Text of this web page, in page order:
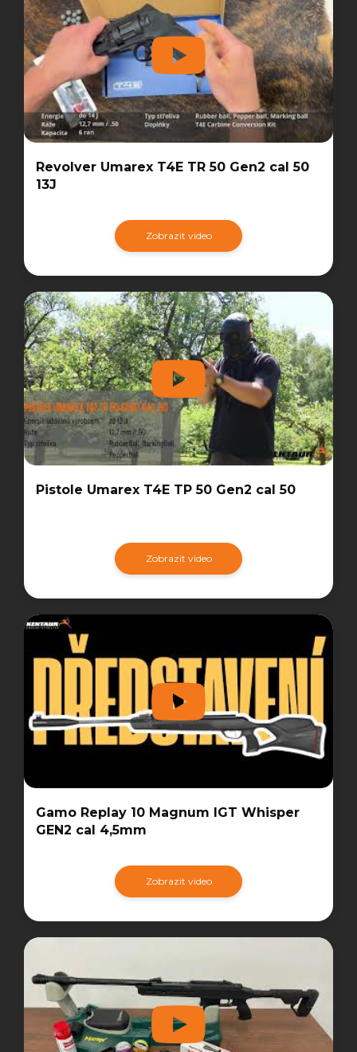
Revolver Umarex T4E TR 50 Gen2 cal 50
13J
Zobrazit video
Pistole Umarex T4E TP 50 Gen2 cal 50
Zobrazit video
Gamo Replay 10 Magnum IGT Whisper
GEN2 cal 4,5mm
Zobrazit video